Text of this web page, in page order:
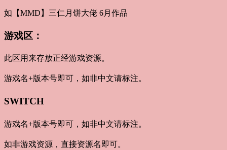
如【MMD】三仁月饼大佬 6月作品
游戏区：
此区用来存放正经游戏资源。
游戏名+版本号即可，如非中文请标注。
SWITCH
游戏名+版本号即可，如非中文请标注。
如非游戏资源，直接资源名即可。